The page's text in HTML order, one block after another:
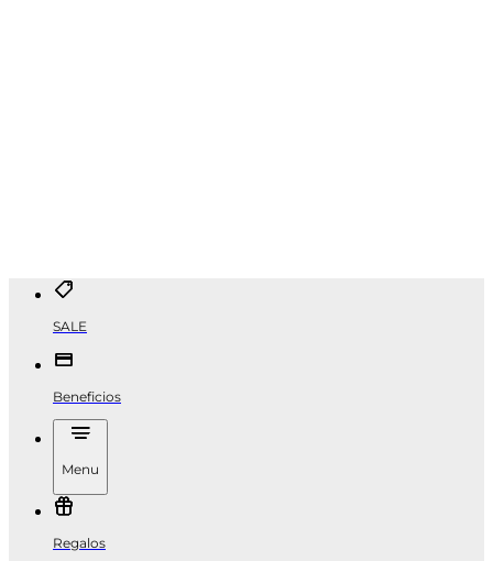
SALE
Beneficios
Menu
Regalos